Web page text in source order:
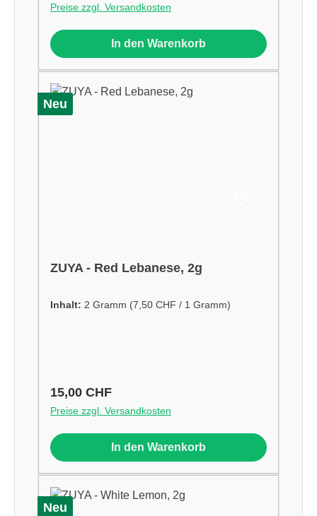
Preise zzgl. Versandkosten
In den Warenkorb
Neu
ZUYA - Red Lebanese, 2g
Inhalt: 2 Gramm (7,50 CHF / 1 Gramm)
Regulärer Preis:
15,00 CHF
Preise zzgl. Versandkosten
In den Warenkorb
Neu